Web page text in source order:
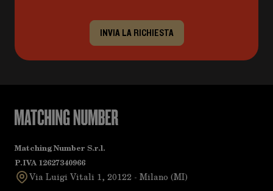
INVIA LA RICHIESTA
Matching Number S.r.l.
P.IVA 12627340966
Via Luigi Vitali 1, 20122 - Milano (MI)